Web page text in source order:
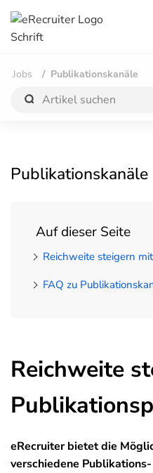
Jobs Publikationskanäle
Publikationskanäle
Auf dieser Seite
Reichweite steigern
FAQ zu
Reichweite
eRecruiter bietet die
verschiedene